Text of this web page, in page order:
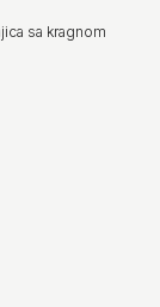
sa kragnom